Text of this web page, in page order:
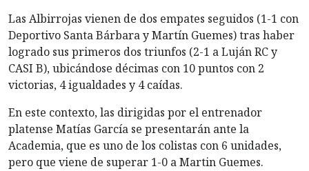
Las Albirrojas vienen de dos empates seguidos (1-1 con
Deportivo Santa Bárbara y Martín Guemes) tras haber
logrado sus primeros dos triunfos (2-1 a Luján RC y
CASI B), ubicándose décimas con 10 puntos con 2
victorias, 4 igualdades y 4 caídas.
En este contexto, las dirigidas por el entrenador
platense Matías García se presentarán ante la
Academia, que es uno de los colistas con 6 unidades,
pero que viene de superar 1-0 a Martin Guemes.